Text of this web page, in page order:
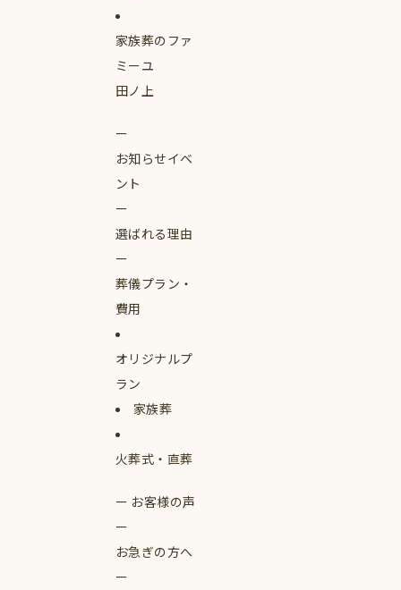
家族葬のファ
ミーユ
田ノ上
お知らせイベ
ント
選ばれる理由
葬儀プラン・
費用
オリジナルプ
ラン
家族葬
火葬式・直葬
お客様の声
お急ぎの方へ